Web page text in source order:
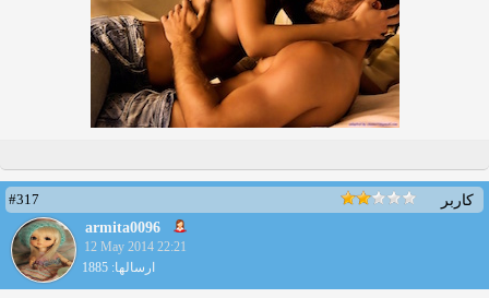
کاربر
#317
armita0096
12 May 2014 22:21
ارسالها: 1885